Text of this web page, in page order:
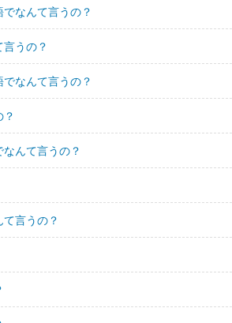
なんて言うの？
うの？
なんて言うの？
んて言うの？
言うの？